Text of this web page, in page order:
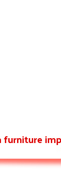
furniture